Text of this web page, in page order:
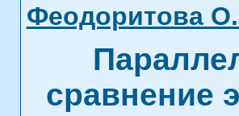
Феодоритова
сравнение